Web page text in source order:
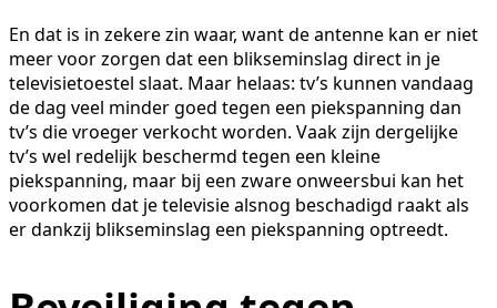
En dat is in zekere zin waar, want de antenne kan er niet
meer voor zorgen dat een blikseminslag direct in je
televisietoestel slaat. Maar helaas: tv’s kunnen vandaag
de dag veel minder goed tegen een piekspanning dan
tv’s die vroeger verkocht worden. Vaak zijn dergelijke
tv’s wel redelijk beschermd tegen een kleine
piekspanning, maar bij een zware onweersbui kan het
voorkomen dat je televisie alsnog beschadigd raakt als
er dankzij blikseminslag een piekspanning optreedt.